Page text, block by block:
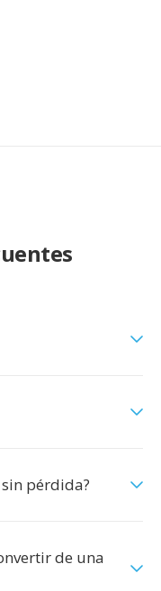
sin pérdida?
de una